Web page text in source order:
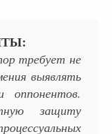
требует не
выявлять
оппонентов.
защиту